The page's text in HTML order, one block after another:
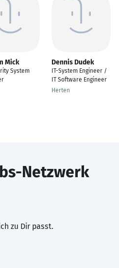
Mick
System
Dennis Dudek
IT-System Engineer /
IT Software Engineer
Herten
Netzwerk
zu Dir passt.